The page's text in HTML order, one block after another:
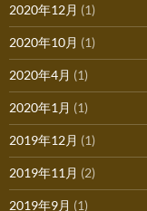
2020年12月 (1)
2020年10月 (1)
2020年4月 (1)
2020年1月 (1)
2019年12月 (1)
2019年11月 (2)
2019年9月 (1)